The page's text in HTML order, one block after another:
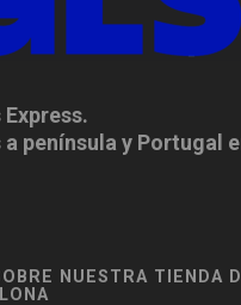
Express.
a península y Portugal
NUESTRA TIENDA